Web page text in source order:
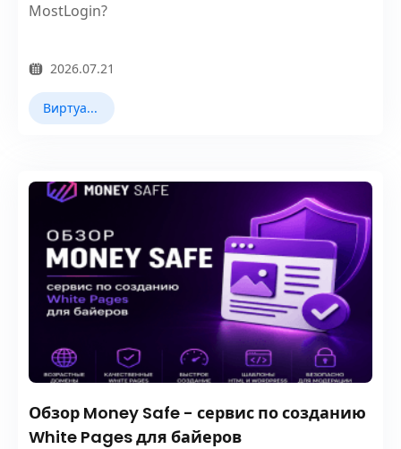
MostLogin?
2026.07.21
Виртуальный браузер
Обзор Money Safe - сервис по созданию
White Pages для байеров